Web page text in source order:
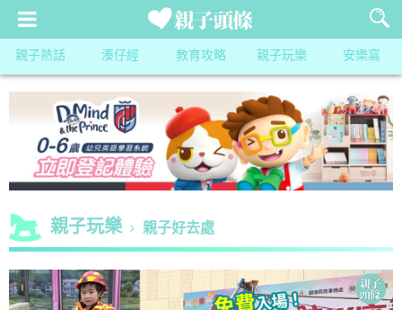
親子熱話 湊仔經 教育攻略 親子玩樂 安樂窩
親子玩樂 親子好去處